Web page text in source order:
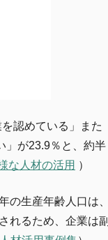
認めている」また
」が23.9％と、約半
な人材の活用 ）
の生産年齢人口は、
れるため、企業は副